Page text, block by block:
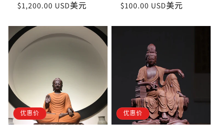
價
價
$1,200.00 USD美元
價
價
$100.00 USD美元
优惠价 优惠价